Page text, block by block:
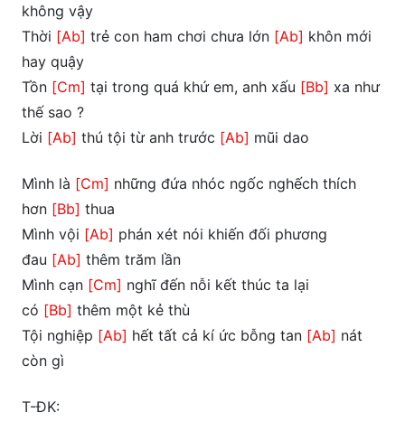
không vậy
Thời [Ab] trẻ con ham chơi chưa lớn [Ab] khôn mới
hay quậy
Tồn [Cm] tại trong quá khứ em, anh xấu [Bb] xa như
thế sao ?
Lời [Ab] thú tội từ anh trước [Ab] mũi dao
Mình là [Cm] những đứa nhóc ngốc nghếch thích
hơn [Bb] thua
Mình vội [Ab] phán xét nói khiến đối phương
đau [Ab] thêm trăm lần
Mình cạn [Cm] nghĩ đến nỗi kết thúc ta lại
có [Bb] thêm một kẻ thù
Tội nghiệp [Ab] hết tất cả kí ức bỗng tan [Ab] nát
còn gì
T-ĐK: